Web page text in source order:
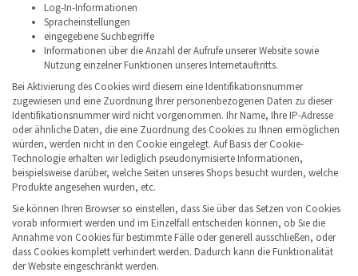
Log-In-Informationen
Spracheinstellungen
eingegebene Suchbegriffe
Informationen über die Anzahl der Aufrufe unserer Website sowie
Nutzung einzelner Funktionen unseres Internetauftritts.
Bei Aktivierung des Cookies wird diesem eine Identifikationsnummer
zugewiesen und eine Zuordnung Ihrer personenbezogenen Daten zu dieser
Identifikationsnummer wird nicht vorgenommen. Ihr Name, Ihre IP-Adresse
oder ähnliche Daten, die eine Zuordnung des Cookies zu Ihnen ermöglichen
würden, werden nicht in den Cookie eingelegt. Auf Basis der Cookie-
Technologie erhalten wir lediglich pseudonymisierte Informationen,
beispielsweise darüber, welche Seiten unseres Shops besucht wurden, welche
Produkte angesehen wurden, etc.
Sie können Ihren Browser so einstellen, dass Sie über das Setzen von Cookies
vorab informiert werden und im Einzelfall entscheiden können, ob Sie die
Annahme von Cookies für bestimmte Fälle oder generell ausschließen, oder
dass Cookies komplett verhindert werden. Dadurch kann die Funktionalität
der Website eingeschränkt werden.